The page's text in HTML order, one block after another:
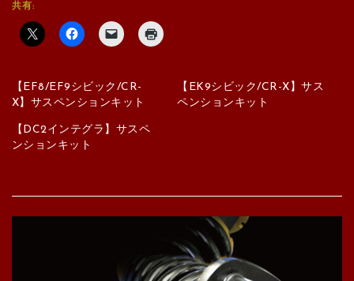
共有:
【EF8/EF9シビック/CR-
X】サスペンションキット
【EK9シビック/CR-X】サス
ペンションキット
【DC2インテグラ】サスペ
ンションキット